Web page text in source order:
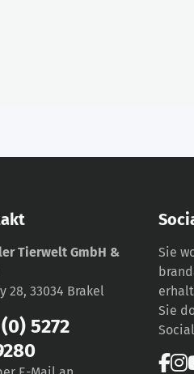
Tierwelt GmbH &
28, 33034 Brakel
5272
Sie
Sie